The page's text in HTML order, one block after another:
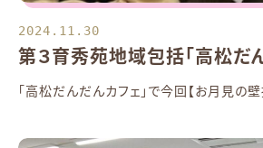
2024.11.30
第３育秀苑地域包括「高松だ
「高松だんだんカフェ」で今回【お月見の